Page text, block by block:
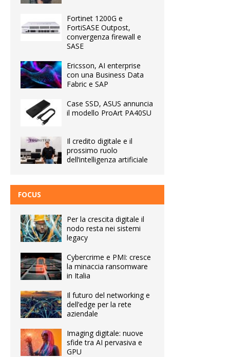
Fortinet 1200G e
FortiSASE Outpost,
convergenza firewall e
SASE
Ericsson, AI enterprise
con una Business Data
Fabric e SAP
Case SSD, ASUS annuncia
il modello ProArt PA40SU
Il credito digitale e il
prossimo ruolo
dell’intelligenza artificiale
FOCUS
Per la crescita digitale il
nodo resta nei sistemi
legacy
Cybercrime e PMI: cresce
la minaccia ransomware
in Italia
Il futuro del networking e
dell’edge per la rete
aziendale
Imaging digitale: nuove
sfide tra AI pervasiva e
GPU